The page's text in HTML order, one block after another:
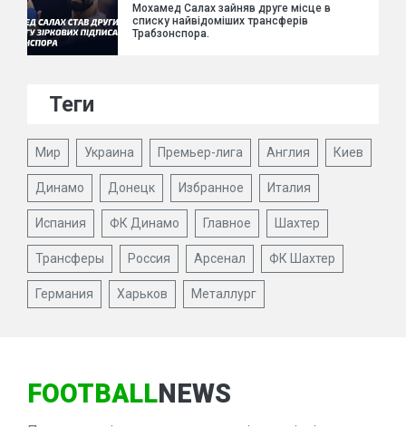
Мохамед Салах зайняв друге місце в
списку найвідоміших трансферів
Трабзонспора.
Теги
Мир Украина Премьер-лига Англия Киев
Динамо Донецк Избранное Италия
Испания ФК Динамо Главное Шахтер
Трансферы Россия Арсенал ФК Шахтер
Германия Харьков Металлург
FOOTBALLNEWS